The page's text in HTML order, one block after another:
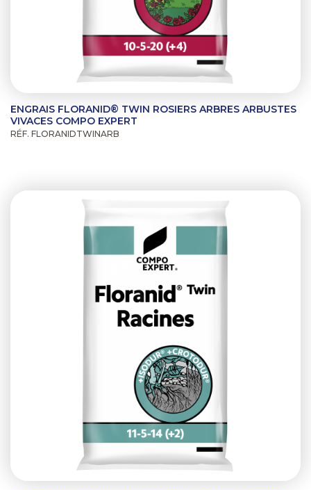
ENGRAIS FLORANID® TWIN ROSIERS ARBRES ARBUSTES
VIVACES COMPO EXPERT
RÉF. FLORANIDTWINARB